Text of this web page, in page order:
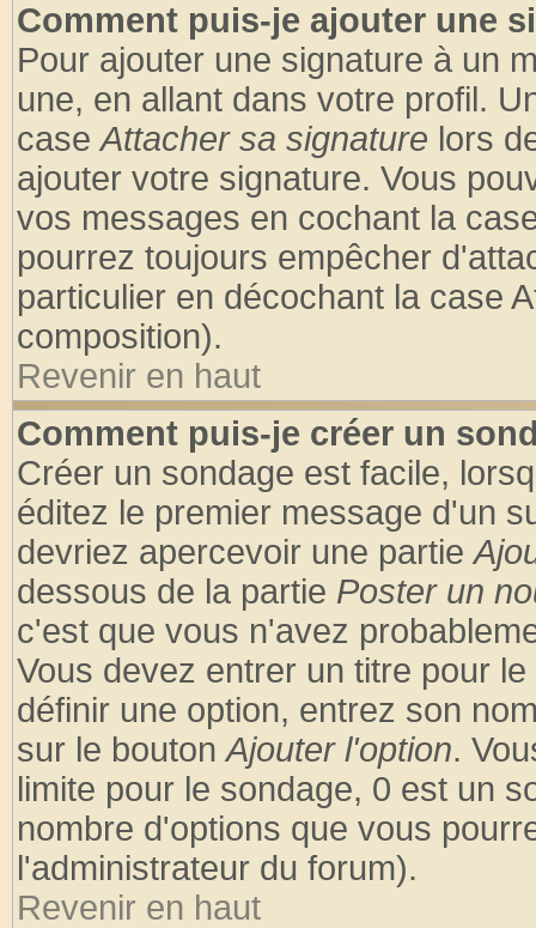
Comment puis-je ajouter une
Pour ajouter une signature à un
une, en allant dans votre profil.
caseAttacher sa signature lors
ajouter votre signature. Vous
vos messages en cochant la
pourrez toujours empêcher
particulier en décochant la case
composition).
Revenir en haut
Comment puis-je créer un
Créer un sondage est facile,
éditez le premier message d'un
devriez apercevoir une partie
dessous de la partie Poster un
c'est que vous n'avez
Vous devez entrer un titre pour
définir une option, entrez son
sur le boutonAjouter l'option.
limite pour le sondage, 0 est un
nombre d'options que vous
l'administrateur du forum).
Revenir en haut